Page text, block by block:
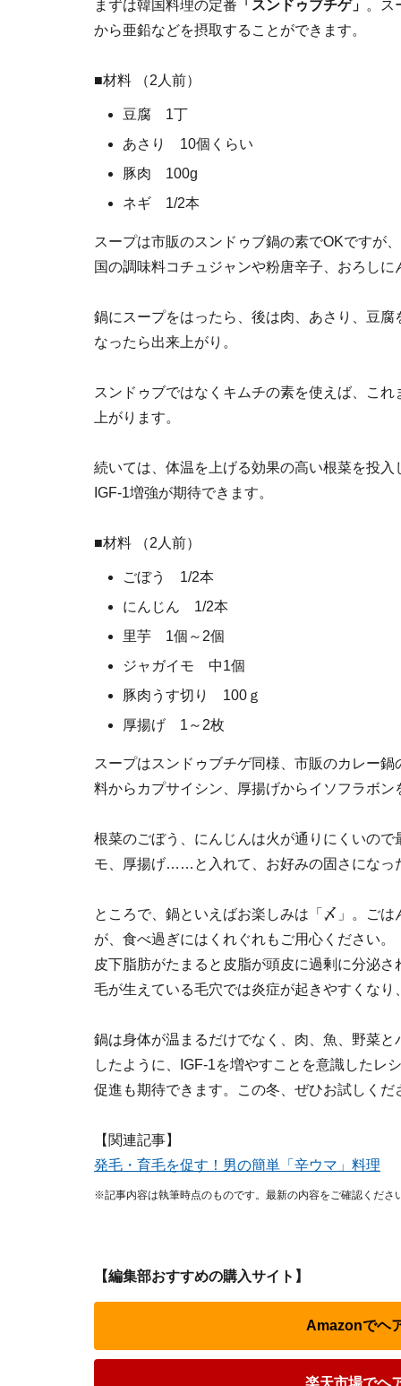
まずは韓国料理の定番 「スンドゥブチゲ」 。ス
から亜鉛などを摂取することができます。
■材料 （2人前）
豆腐 1丁
あさり 10個くらい
豚肉 100g
ネギ 1/2本
スープは市販のスンドゥブ鍋の素でOKですが
国の調味料コチュジャンや粉唐辛子、おろし
鍋にスープをはったら、後は肉、あさり、豆
なったら出来上がり。
スンドゥブではなくキムチの素を使えば、こ
上がります。
続いては、体温を上げる効果の高い根菜を投入
IGF-1増強が期待できます。
■材料 （2人前）
ごぼう 1/2本
にんじん 1/2本
里芋 1個～2個
ジャガイモ 中1個
豚肉うす切り 100ｇ
厚揚げ 1～2枚
スープはスンドゥブチゲ同様、市販のカレー
料からカプサイシン、厚揚げからイソフラボン
根菜のごぼう、にんじんは火が通りにくいの
モ、厚揚げ……と入れて、お好みの固さになっ
ところで、鍋といえばお楽しみは「〆」。ご
が、食べ過ぎにはくれぐれもご用心ください。
皮下脂肪がたまると皮脂が頭皮に過剰に分泌
毛が生えている毛穴では炎症が起きやすくな
鍋は身体が温まるだけでなく、肉、魚、野菜
したように、IGF-1を増やすことを意識したレ
促進も期待できます。この冬、ぜひお試しくだ
【関連記事】
発毛・育毛を促す！男の簡単「辛ウマ」料理
※記事内容は執筆時点のものです。最新の内容をご確認くださ
【編集部おすすめの購入サイト】
Amazonでヘ
楽天市場でヘ